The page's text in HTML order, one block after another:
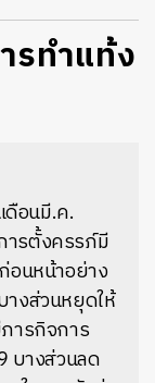
รทำแท้ง
ดือนมี.ค.
รตั้งครรภ์มี
อนหน้าอย่าง
งส่วนหยุดให้
ารกิจการ
บางส่วนลด